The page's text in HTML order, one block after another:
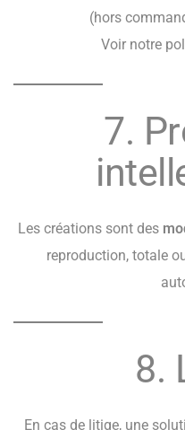
(hors
Voir notre
7.
Les créations sont des
reproduction, totale
8.
En cas de litige, une